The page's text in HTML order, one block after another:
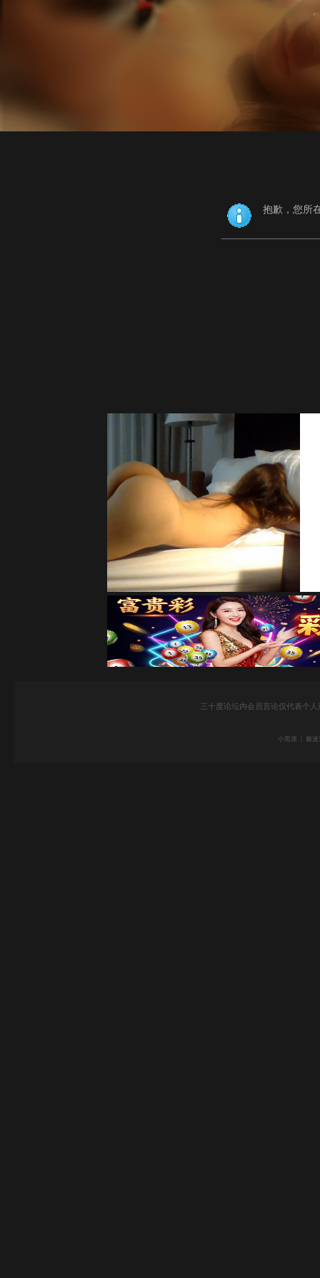
抱歉，您所
三十度论坛内会员言论仅代表个
小黑屋 极速